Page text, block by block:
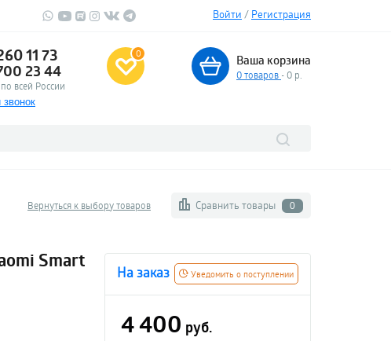
Войти / Регистрация
11 73
23 44
всей России
0 Ваша корзина
0товаров - 0 р.
Вернуться к выбору товаров Сравнить товары 0
Smart
Уведомить о поступлении
На заказ
4 400 руб.